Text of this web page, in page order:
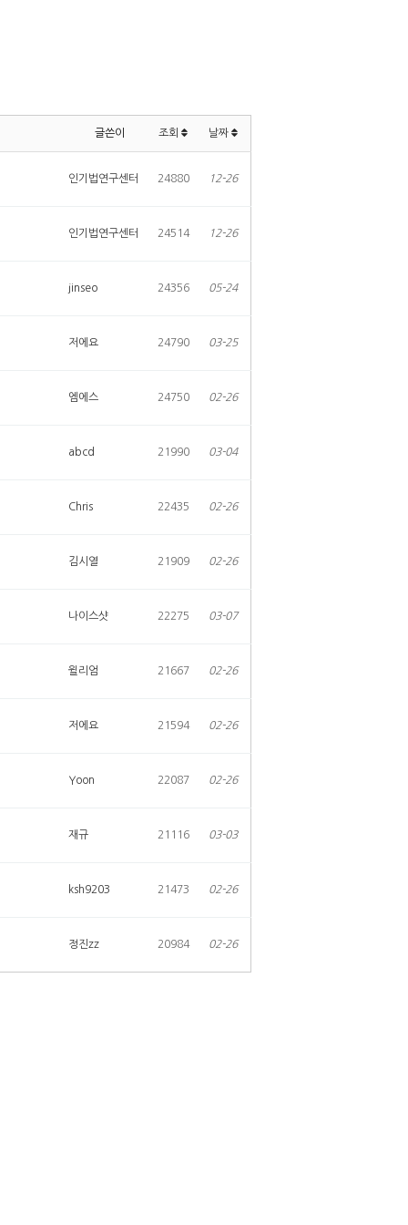
글쓴이 조회 날짜
인기법연구센터 24880 12-26
인기법연구센터 24514 12-26
jinseo 24356 05-24
저에요 24790 03-25
엠에스 24750 02-26
abcd 21990 03-04
Chris 22435 02-26
김시열 21909 02-26
나이스샷 22275 03-07
윌리엄 21667 02-26
저에요 21594 02-26
Yoon 22087 02-26
재규 21116 03-03
ksh9203 21473 02-26
정진zz 20984 02-26